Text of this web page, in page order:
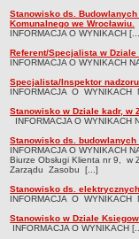
PRZETARGI NA LOKALE
WYKAZY LOKALI
Lista lokali
Tryb przetargowy
Tryb
DZIERŻAWA TERENU
Wykaz terenów do
Ogłoszenia o
PROWADZONE
W NICH ZAWARTYCH
Centralny Rejestr
Stanowisko ds.
Komunalnego we Wrocławiu.
INFORMACJA O WYNIKACH
Referent/Specjalista w Dziale
INFORMACJA O WYNIKACH
Specjalista/Inspektor
INFORMACJA O
Stanowisko w Dziale kadr, w
INFORMACJA O WYNIKACH
Stanowisko ds. budowlanych
INFORMACJA O WYNIKACH
Biurze Obsługi Klienta nr 9, w
Zarządu Zasobu [...]
Stanowisko ds. elektrycznych
INFORMACJA O
Stanowisko w Dziale
INFORMACJA O WYNIKACH